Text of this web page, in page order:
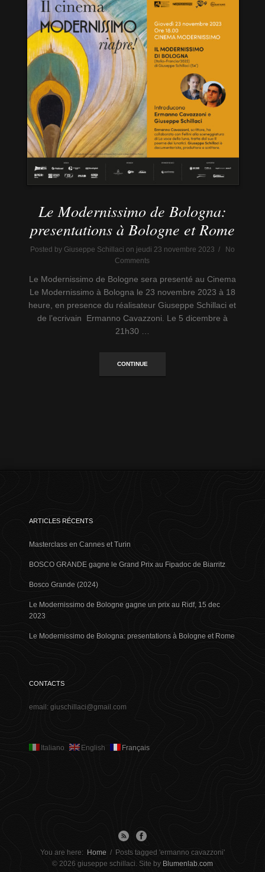
Le Modernissimo de Bologna:
presentations à Bologne et Rome
Posted by Giuseppe Schillaci on jeudi 23 novembre 2023 / No
Comments
Le Modernissimo de Bologne sera presenté au Cinema
Le Modernissimo à Bologna le 23 novembre 2023 à 18
heure, en presence du réalisateur Giuseppe Schillaci et
de l’ecrivain Ermanno Cavazzoni. Le 5 dicembre à
21h30 …
CONTINUE
ARTICLES RÉCENTS
Masterclass en Cannes et Turin
BOSCO GRANDE gagne le Grand Prix au Fipadoc de Biarritz
Bosco Grande (2024)
Le Modernissimo de Bologne gagne un prix au Ridf, 15 dec
2023
Le Modernissimo de Bologna: presentations à Bologne et Rome
CONTACTS
email: giuschillaci@gmail.com
Italiano English Français
You are here: Home / Posts tagged 'ermanno cavazzoni'
© 2026 giuseppe schillaci. Site by Blumenlab.com